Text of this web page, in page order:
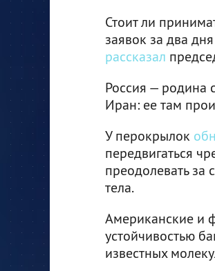
Стоит ли
заявок за два
рассказал
Россия — родина
Иран: ее там
У перокрылок
передвигаться
преодолевать за
тела.
Американские и
устойчивостью
известных